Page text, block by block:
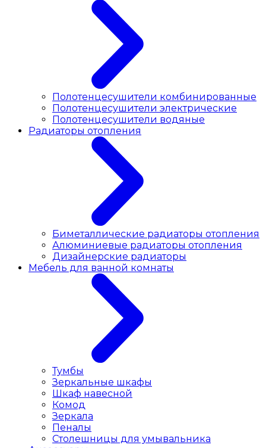
Полотенцесушители комбинированные
Полотенцесушители электрические
Полотенцесушители водяные
Радиаторы отопления
Биметаллические радиаторы отопления
Алюминиевые радиаторы отопления
Дизайнерские радиаторы
Мебель для ванной комнаты
Тумбы
Зеркальные шкафы
Шкаф навесной
Комод
Зеркала
Пеналы
Столешницы для умывальника